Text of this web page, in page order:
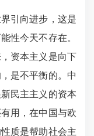
引向进步，这是
性今天不存在。
资本主义是向下
是不平衡的。中
民主主义的资本
用，在中国与欧
质是帮助社会主